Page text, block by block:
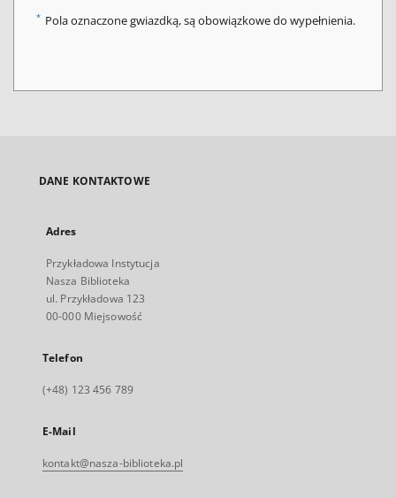
* Pola oznaczone gwiazdką, są obowiązkowe do wypełnienia.
DANE KONTAKTOWE
Adres
Przykładowa Instytucja
Nasza Biblioteka
ul. Przykładowa 123
00-000 Miejsowość
Telefon
(+48) 123 456 789
E-Mail
kontakt@nasza-biblioteka.pl